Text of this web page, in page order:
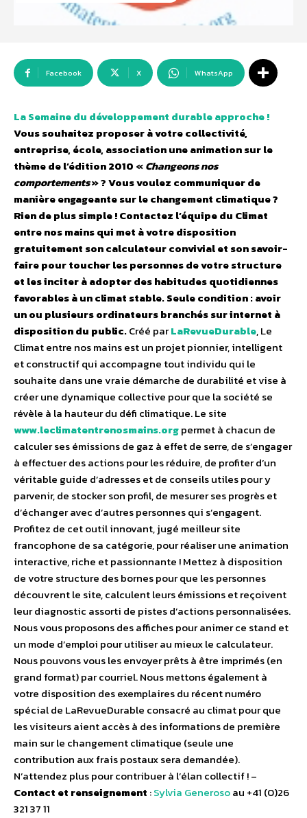
Facebook X WhatsApp
La Semaine du développement durable approche !
Vous souhaitez proposer à votre collectivité,
entreprise, école, association une animation sur le
thème de l’édition 2010 «Changeons nos
comportements» ? Vous voulez communiquer de
manière engageante sur le changement climatique ?
Rien de plus simple ! Contactez l’équipe du Climat
entre nos mains qui met à votre disposition
gratuitement son calculateur convivial et son savoir-
faire pour toucher les personnes de votre structure
et les inciter à adopter des habitudes quotidiennes
favorables à un climat stable. Seule condition : avoir
un ou plusieurs ordinateurs branchés sur internet à
disposition du public.Créé parLaRevueDurable, Le
Climat entre nos mains est un projet pionnier, intelligent
et constructif qui accompagne tout individu qui le
souhaite dans une vraie démarche de durabilité et vise à
créer une dynamique collective pour que la société se
révèle à la hauteur du défi climatique. Le site
www.leclimatentrenosmains.orgpermet à chacun de
calculer ses émissions de gaz à effet de serre, de s’engager
à effectuer des actions pour les réduire, de profiter d’un
véritable guide d’adresses et de conseils utiles pour y
parvenir, de stocker son profil, de mesurer ses progrès et
d’échanger avec d’autres personnes qui s’engagent.
Profitez de cet outil innovant, jugé meilleur site
francophone de sa catégorie, pour réaliser une animation
interactive, riche et passionnante ! Mettez à disposition
de votre structure des bornes pour que les personnes
découvrent le site, calculent leurs émissions et reçoivent
leur diagnostic assorti de pistes d’actions personnalisées.
Nous vous proposons des affiches pour animer ce stand et
un mode d’emploi pour utiliser au mieux le calculateur.
Nous pouvons vous les envoyer prêts à être imprimés (en
grand format) par courriel. Nous mettons également à
votre disposition des exemplaires du récent numéro
spécial de LaRevueDurable consacré au climat pour que
les visiteurs aient accès à des informations de première
main sur le changement climatique (seule une
contribution aux frais postaux sera demandée).
N’attendez plus pour contribuer à l’élan collectif ! –
Contact et renseignement :Sylvia Generosoau +41 (0)26
321 37 11